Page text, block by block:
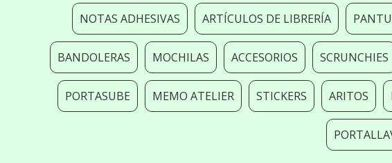
NOTAS ADHESIVAS ARTÍCULOS DE LIBRERÍA
BANDOLERAS MOCHILAS ACCESORIOS SCRUNCHIES
PORTASUBE MEMO ATELIER STICKERS ARITOS